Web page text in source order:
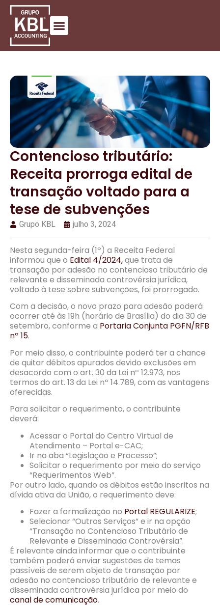
Contencioso tributário:
Receita prorroga edital de
transação voltado para a
tese de subvenções
Grupo KBL julho 3, 2024
Nesta segunda-feira (1º) a Receita Federal
informou que o Edital 4/2024,que trata de
transação por adesão no contencioso tributário de
relevante e disseminada controvérsia jurídica,
voltado à tese sobre subvenções, foi prorrogado.
Com a decisão, o novo prazo para adesão poderá
ocorrer até às 19h (horário de Brasília) do dia 30 de
setembro, conforme a Portaria Conjunta PGFN/RFB
nº 15.
Por meio disso, o contribuinte poderá ter a chance
de quitar débitos apurados devido exclusões em
desacordo com o art. 30 da Lei nº 12.973, nos
termos do art. 13 da Lei nº 14.789, com as vantagens
oferecidas.
Para solicitar o requerimento, o contribuinte
deverá:
Acessar o Portal do Centro Virtual de
Atendimento – Portal e-CAC;
Ir na aba “Legislação e Processo”;
Solicitar o requerimento por meio do serviço
“Requerimentos Web”.
Por outro lado, quando os débitos estão inscritos na
dívida ativa da União, o requerimento deve:
Fazer a formalização no Portal REGULARIZE;
Selecionar “Outros Serviços” e ir na opção
“Transação no Contencioso Tributário de
Relevante e Disseminada Controvérsia”.
É relevante ainda informar que o contribuinte
também poderá enviar sugestões de temas
passíveis de serem objeto de transação por
adesão no contencioso tributário de relevante e
disseminada controvérsia jurídica por meio do
canal de comunicação.